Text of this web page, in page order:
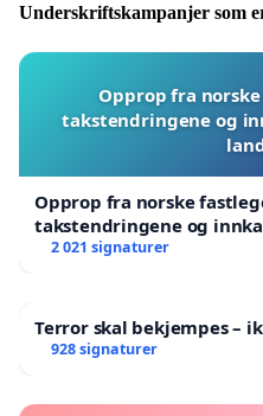
Underskriftskampanjer som
Opprop fra
takstendringene og
Opprop fra norske
takstendringene og
landsråd
2 021 signaturer
Terror skal bekjempes –
928 signaturer